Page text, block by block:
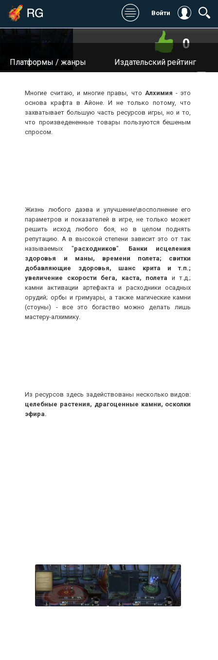
Войти
0
Платформы / жанры
Разработчик:
Издатель / Издатель в
России:
AION: Алхимия
АнархоТурист
26-09-2012, 21:57
Профессии
Издательский рейтинг
Stopgame:
Kanobu:
Многие считаю, и многие правы, что Алхимия - это
основа крафта в Айоне. И не только потому, что
захватывает большую часть ресурсов игры, но и то,
что произведененные товары пользуются бешеным
спросом.
Жизнь любого даэва и улучшение\восполнение его
параметров и показателей в игре, не только может
решить исход любого боя, но в целом поднять
репутацию. А в высокой степени зависит это от так
называемых "расходников". Банки исцеления
здоровья и маны, времени полета; свитки
добавляющие здоровья, шанс крита и т.п.;
увеличение скорости бега, каста, полета и т.д.;
камни активации артефакта и расходники осадных
орудий; орбы и гримуары, а также магические камни
(стоуны) - все это богаство можно делать лишь
мастеру-алхимику.
Из ресурсов здесь задействованы несколько видов:
целебные растения, драгоценные камни, осколки
эфира.